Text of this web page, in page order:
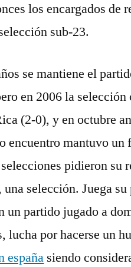
los encargados de
sub-23.
se mantiene el
en 2006 la selección
(2-0), y en octubre
encuentro mantuvo un
pidieron su
selección. Juega
un partido jugado a
lucha por hacerse un
españa siendo